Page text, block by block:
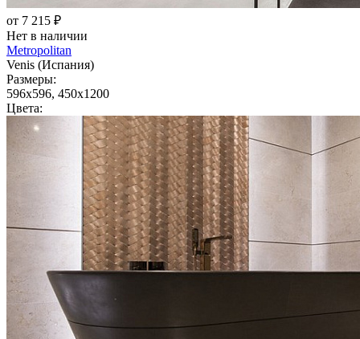
от 7 215 ₽
Нет в наличии
Metropolitan
Venis (Испания)
Размеры:
596x596, 450x1200
Цвета: